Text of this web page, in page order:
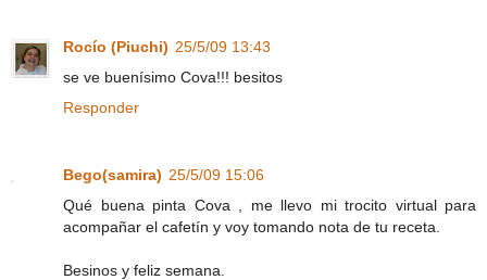
Rocío (Piuchi) 25/5/09 13:43
se ve buenísimo Cova!!! besitos
Responder
Bego(samira) 25/5/09 15:06
Qué buena pinta Cova , me llevo mi trocito virtual para
acompañar el cafetín y voy tomando nota de tu receta.
Besinos y feliz semana.